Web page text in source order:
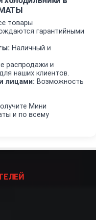
товары
гарантийными
Наличный и
распродажи и
наших клиентов.
лицами: Возможность
Мини
и по всему